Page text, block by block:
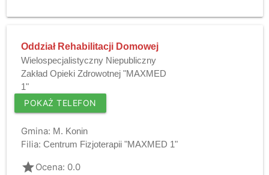
Oddział Rehabilitacji Domowej
Wielospecjalistyczny Niepubliczny
Zakład Opieki Zdrowotnej "MAXMED
1"
POKAŻ TELEFON
Gmina: M. Konin
Filia: Centrum Fizjoterapii "MAXMED 1"
gradeOcena: 0.0